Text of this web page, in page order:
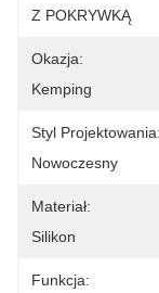
Z POKRYWKĄ
Okazja:
Kemping
Styl Projektowania:
Nowoczesny
Materiał:
Silikon
Funkcja: